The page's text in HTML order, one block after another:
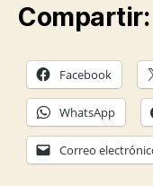
Compartir:
Facebook
WhatsApp
Correo